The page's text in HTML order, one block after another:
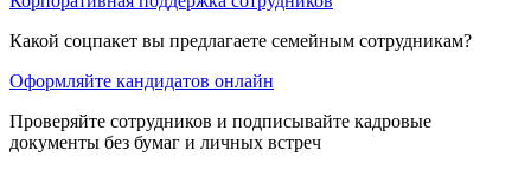
Какой соцпакет вы предлагаете семейным сотрудникам?
Оформляйте кандидатов онлайн
Проверяйте сотрудников и подписывайте кадровые
документы без бумаг и личных встреч